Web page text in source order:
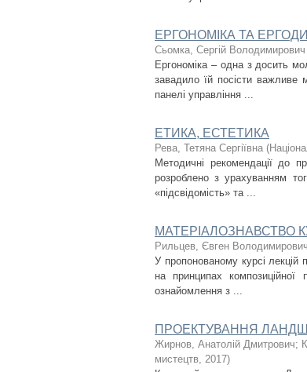
ЕРГОНОМІКА ТА
Сьомка, Сергій Володимирович
Ергономіка – одна з досить
завадило їй посісти важливе
панелі управління ...
ЕТИКА, ЕСТЕТИКА
Рева, Тетяна Сергіївна (
Методичні рекомендації до
розроблено з урахуванням
«підсвідомість» та ...
МАТЕРІАЛОЗНАВСТВО
Рильцев, Євген Володимирович
У пропонованому курсі лекцій
на принципах композиційної
ознайомлення з ...
ПРОЕКТУВАННЯ
Жирнов, Анатолій Дмитрович;
мистецтв, 2017)